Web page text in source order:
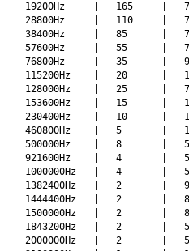
19200Hz | 165 |
28800Hz | 110 |
38400Hz | 85 |
57600Hz | 55 |
76800Hz | 35 |
115200Hz | 20 |
128000Hz | 25 |
153600Hz | 15 |
230400Hz | 10 |
460800Hz | 5 |
500000Hz | 8
921600Hz | 4 |
1000000Hz |
1382400Hz | 2 |
1444400Hz | 2 |
1500000Hz | 2 |
1843200Hz | 2 |
2000000Hz |